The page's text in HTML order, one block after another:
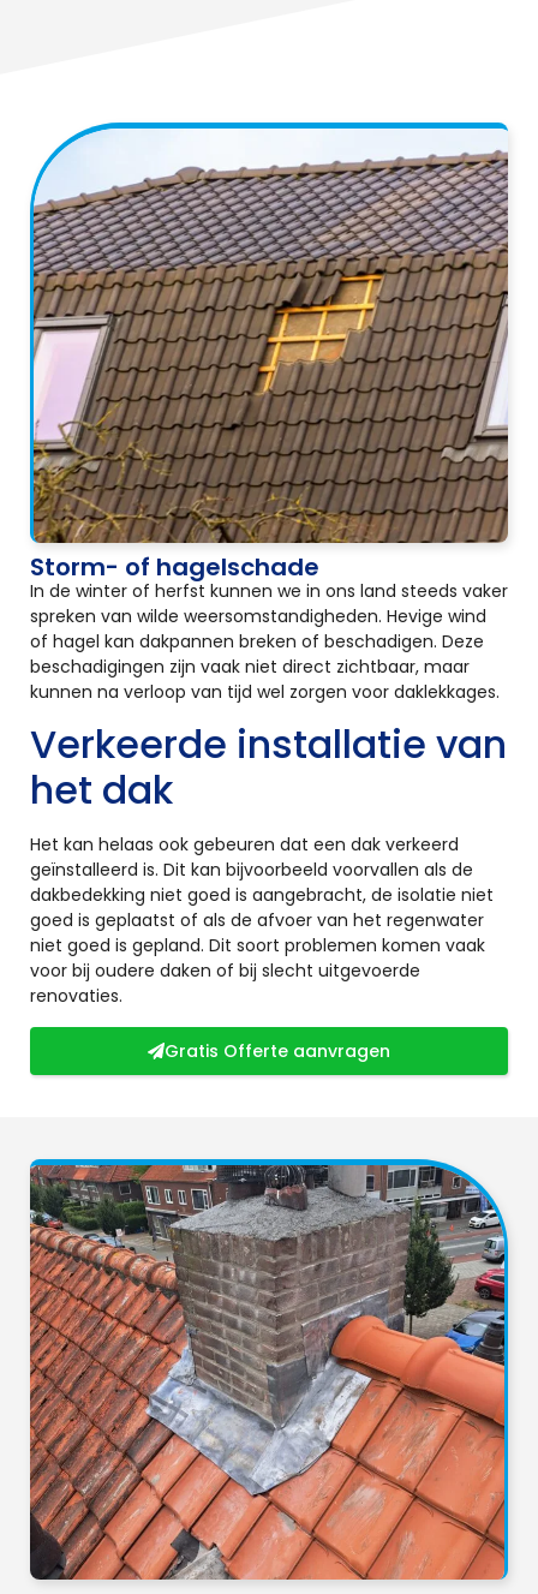
Storm- of hagelschade
In de winter of herfst kunnen we in ons land steeds vaker
spreken van wilde weersomstandigheden. Hevige wind
of hagel kan dakpannen breken of beschadigen. Deze
beschadigingen zijn vaak niet direct zichtbaar, maar
kunnen na verloop van tijd wel zorgen voor daklekkages.
Verkeerde installatie van
het dak
Het kan helaas ook gebeuren dat een dak verkeerd
geïnstalleerd is. Dit kan bijvoorbeeld voorvallen als de
dakbedekking niet goed is aangebracht, de isolatie niet
goed is geplaatst of als de afvoer van het regenwater
niet goed is gepland. Dit soort problemen komen vaak
voor bij oudere daken of bij slecht uitgevoerde
renovaties.
Gratis Offerte aanvragen